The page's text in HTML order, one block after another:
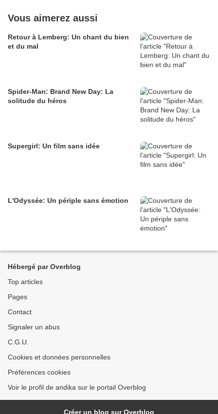
Vous aimerez aussi
Retour à Lemberg: Un chant du bien
et du mal
Spider-Man: Brand New Day: La
solitude du héros
Supergirl: Un film sans idée
L'Odyssée: Un périple sans émotion
Hébergé par Overblog
Top articles
Pages
Contact
Signaler un abus
C.G.U.
Cookies et données personnelles
Préférences cookies
Voir le profil de andika sur le portail Overblog
Créer un blog sur Overblog